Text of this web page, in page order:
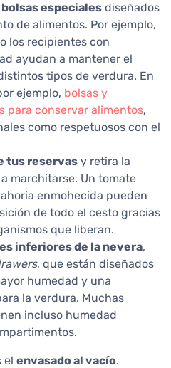
especiales diseñados
de alimentos. Por ejemplo,
los recipientes con
ayudan a mantener el
tipos de verdura. En
ejemplo, bolsas y
para conservar alimentos,
como respetuosos con el
tus reservas y retira la
marchitarse. Un tomate
enmohecida pueden
de todo el cesto gracias
que liberan.
inferiores de la nevera,
, que están diseñados
humedad y una
la verdura. Muchas
incluso humedad
el envasado al vacío.